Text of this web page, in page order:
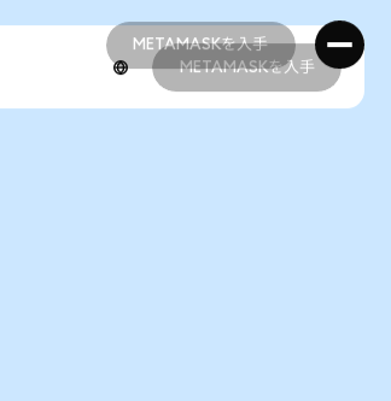
METAMASKを入手
METAMASKを入手
METAMASKを入手